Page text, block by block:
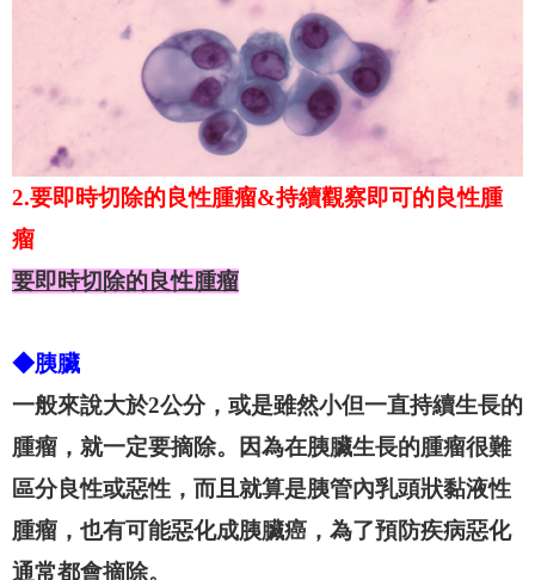
2.要即時切除的良性腫瘤&持續觀察即可的良性腫
瘤
要即時切除的良性腫瘤
◆胰臟
一般來說大於2公分，或是雖然小但一直持續生長的
腫瘤，就一定要摘除。因為在胰臟生長的腫瘤很難
區分良性或惡性，而且就算是胰管內乳頭狀黏液性
腫瘤，也有可能惡化成胰臟癌，為了預防疾病惡化
通常都會摘除。